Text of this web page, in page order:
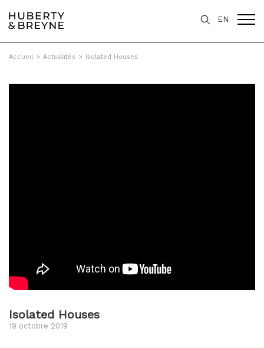
EN
Accueil > Actualités > Isolated Houses
Isolated Houses
19 octobre 2019